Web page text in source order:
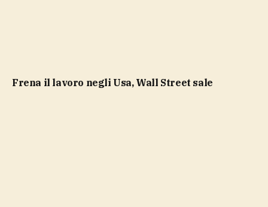
Frena il lavoro negli Usa, Wall Street sale